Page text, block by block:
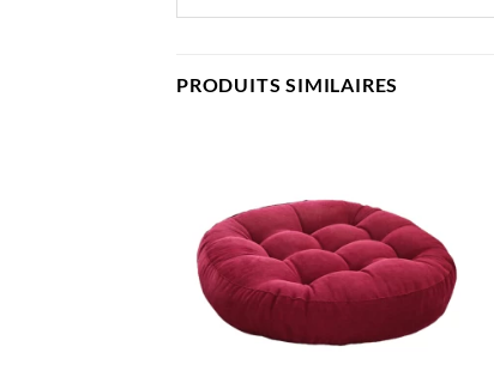
PRODUITS SIMILAIRES